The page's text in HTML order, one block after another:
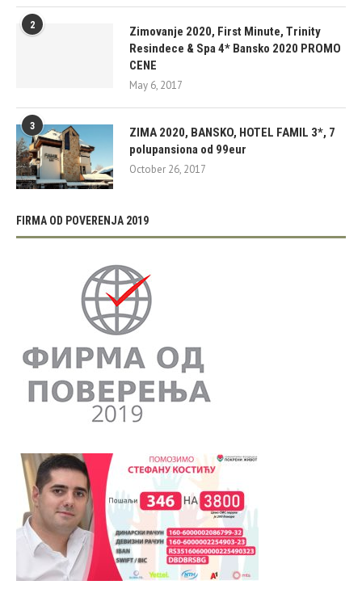
2
Zimovanje 2020, First Minute, Trinity
Resindece & Spa 4* Bansko 2020 PROMO
CENE
May 6, 2017
3
ZIMA 2020, BANSKO, HOTEL FAMIL 3*, 7
polupansiona od 99eur
October 26, 2017
FIRMA OD POVERENJA 2019